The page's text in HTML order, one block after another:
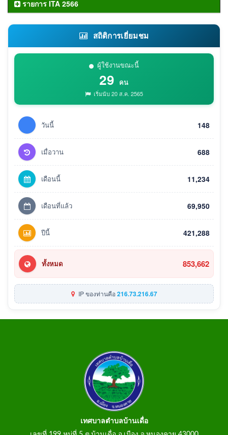
รายการ ITA 2566
สถิติการเยี่ยมชม
ผู้ใช้งานขณะนี้
29 คน
เริ่มนับ 20 ส.ค. 2565
วันนี้ 148
เมื่อวาน 688
เดือนนี้ 11,234
เดือนที่แล้ว 69,950
ปีนี้ 421,288
ทั้งหมด 853,662
IP ของท่านคือ216.73.216.67
เทศบาลตำบลบ้านเดื่อ